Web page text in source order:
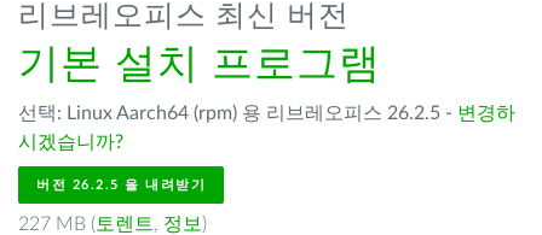
리브레오피스 최신 버전
기본 설치 프로그램
선택: Linux Aarch64 (rpm) 용 리브레오피스 26.2.5 - 변경하
시겠습니까?
버전 26.2.5 을 내려받기
227 MB ( 토렌트, 정보 )